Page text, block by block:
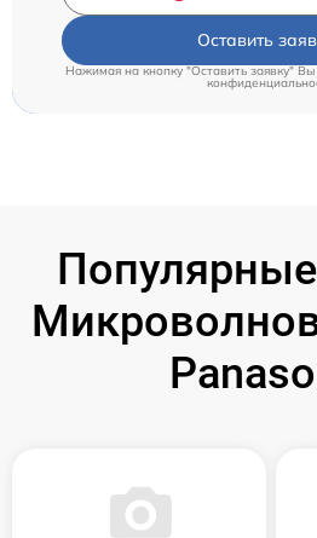
Оставить
Нажимая на кнопку "Оставить заявку"